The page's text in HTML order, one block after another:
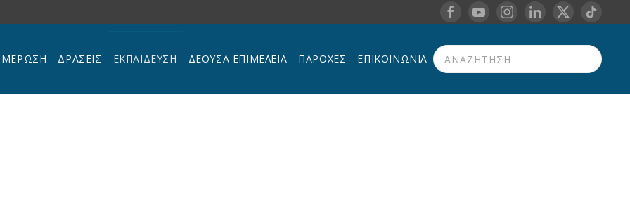
ΔΡΑΣΕΙΣ ΕΚΠΑΊΔΕΥΣΗ ΔΕΟΥΣΑ ΕΠΙΜΕΛΕΙΑ ΠΑΡΟΧΈΣ
ΕΠΙΚΟΙΝΩΝΊΑ